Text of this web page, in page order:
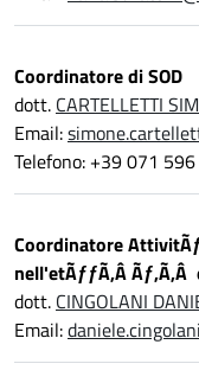
Coordinatore di SOD
dott. CARTELLETTI
Email:
Telefono: +39 071
Coordinatore
nell'etÃƒƒÃ‚Â
dott. CINGOLANI
Email: